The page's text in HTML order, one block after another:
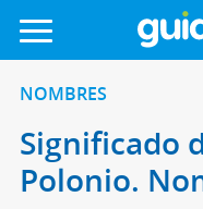
NOMBRES
Significado
Polonio.